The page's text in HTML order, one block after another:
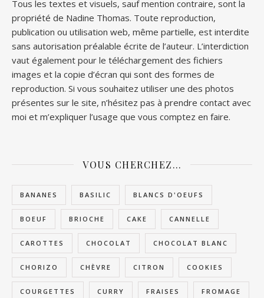
Tous les textes et visuels, sauf mention contraire, sont la
propriété de Nadine Thomas. Toute reproduction,
publication ou utilisation web, même partielle, est interdite
sans autorisation préalable écrite de l’auteur. L’interdiction
vaut également pour le téléchargement des fichiers
images et la copie d’écran qui sont des formes de
reproduction. Si vous souhaitez utiliser une des photos
présentes sur le site, n’hésitez pas à prendre contact avec
moi et m’expliquer l’usage que vous comptez en faire.
VOUS CHERCHEZ…
BANANES BASILIC BLANCS D'OEUFS
BOEUF BRIOCHE CAKE CANNELLE
CAROTTES CHOCOLAT CHOCOLAT BLANC
CHORIZO CHÈVRE CITRON COOKIES
COURGETTES CURRY FRAISES FROMAGE